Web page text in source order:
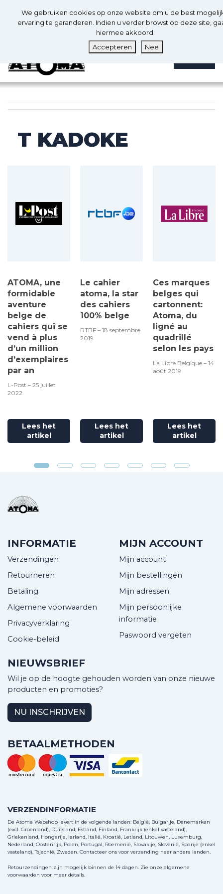
Nl
0 0
T KADOKE
ATOMA, une
formidable
aventure
belge de
cahiers qui se
vend à plus
d’un million
d’exemplaires
par an
L-Post – 25 juillet
2022
Lees het
artikel
Le cahier
atoma, la star
des cahiers
100% belge
RTBF – 18 septembre
2019
Lees het
artikel
Ces marques
belges qui
cartonnent:
Atoma, du
ligné au
quadrillé
selon les pays
La Libre Belgique – 14
août 2019
Lees het
artikel
INFORMATIE
Verzendingen
Retourneren
Betaling
Algemene voorwaarden
Privacyverklaring
Cookie-beleid
MIJN ACCOUNT
Mijn account
Mijn bestellingen
Mijn adressen
Mijn persoonlijke
informatie
Paswoord vergeten
NIEUWSBRIEF
Wil je op de hoogte gehouden worden van onze nieuwe
producten en promoties?
NU INSCHRIJVEN
BETAALMETHODEN
VERZENDINFORMATIE
De Atoma Webshop levert in de volgende landen: België, Bulgarije, Denemarken
(excl. Groenland), Duitsland, Estland, Finland, Frankrijk (enkel vasteland),
Griekenland, Hongarije, Ierland, Italië, Kroatië, Letland, Litouwen, Luxemburg,
Nederland, Oostenrijk, Polen, Portugal, Roemenië, Slovakije, Slovenië, Spanje (enkel
vasteland), Tsjechië, Zweden. Contacteer ons voor verzending naar andere landen.
Retourzendingen zijn mogelijk binnen de 14 dagen. Zie onze algemene
voorwaarden voor meer details.
We gebruiken cookies op onze website om u de best
ervaring te garanderen. Indien u verder browst op deze site,
hiermee akkoord.
Accepteren
Nee